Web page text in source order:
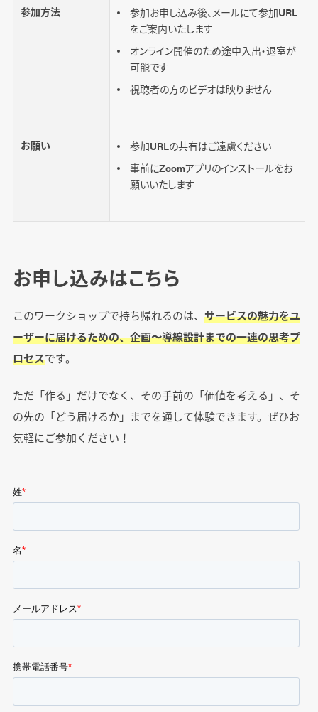
参加方法
参加お申し込み後、メールにて参加URL
をご案内いたします
オンライン開催のため途中入出・退室が
可能です
視聴者の方のビデオは映りません
お願い
参加URLの共有はご遠慮ください
事前にZoomアプリのインストールをお
願いいたします
お申し込みはこちら
このワークショップで持ち帰れるのは、 サービスの魅力をユ
ーザーに届けるための、企画〜導線設計までの一連の思考プ
ロセスです。
ただ「作る」だけでなく、その手前の「価値を考える」、そ
の先の「どう届けるか」までを通して体験できます。ぜひお
気軽にご参加ください！